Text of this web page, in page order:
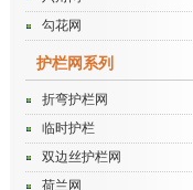
勾花网
护栏网系列
折弯护栏网
临时护栏
双边丝护栏网
荷兰网